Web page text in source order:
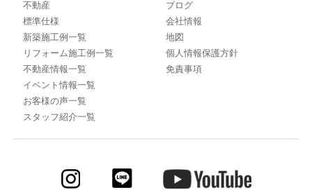
不動産
標準仕様
新築施工例一覧
リフォーム施工例一覧
不動産情報一覧
イベント情報一覧
お客様の声一覧
スタッフ紹介一覧
ブログ
会社情報
地図
個人情報保護方針
免責事項